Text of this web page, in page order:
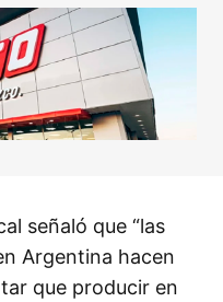
señaló que “las
Argentina hacen
que producir en